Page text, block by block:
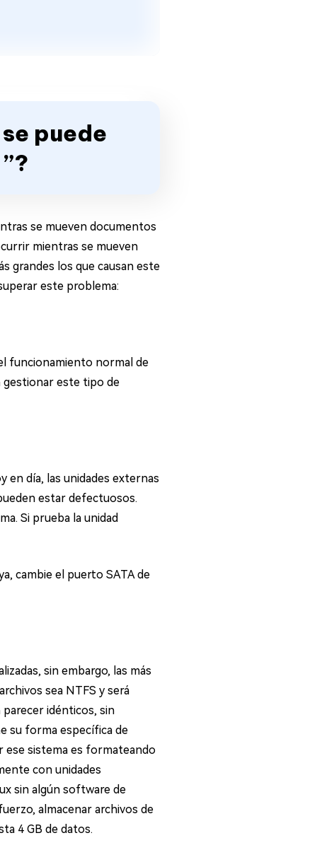
puede
se mueven documentos
mientras se mueven
grandes los que causan este
este problema:
funcionamiento normal de
gestionar este tipo de
en día, las unidades externas
estar defectuosos.
Si prueba la unidad
cambie el puerto SATA de
sin embargo, las más
sea NTFS y será
parecer idénticos, sin
su forma específica de
ese sistema es formateando
con unidades
sin algún software de
almacenar archivos de
4 GB de datos.